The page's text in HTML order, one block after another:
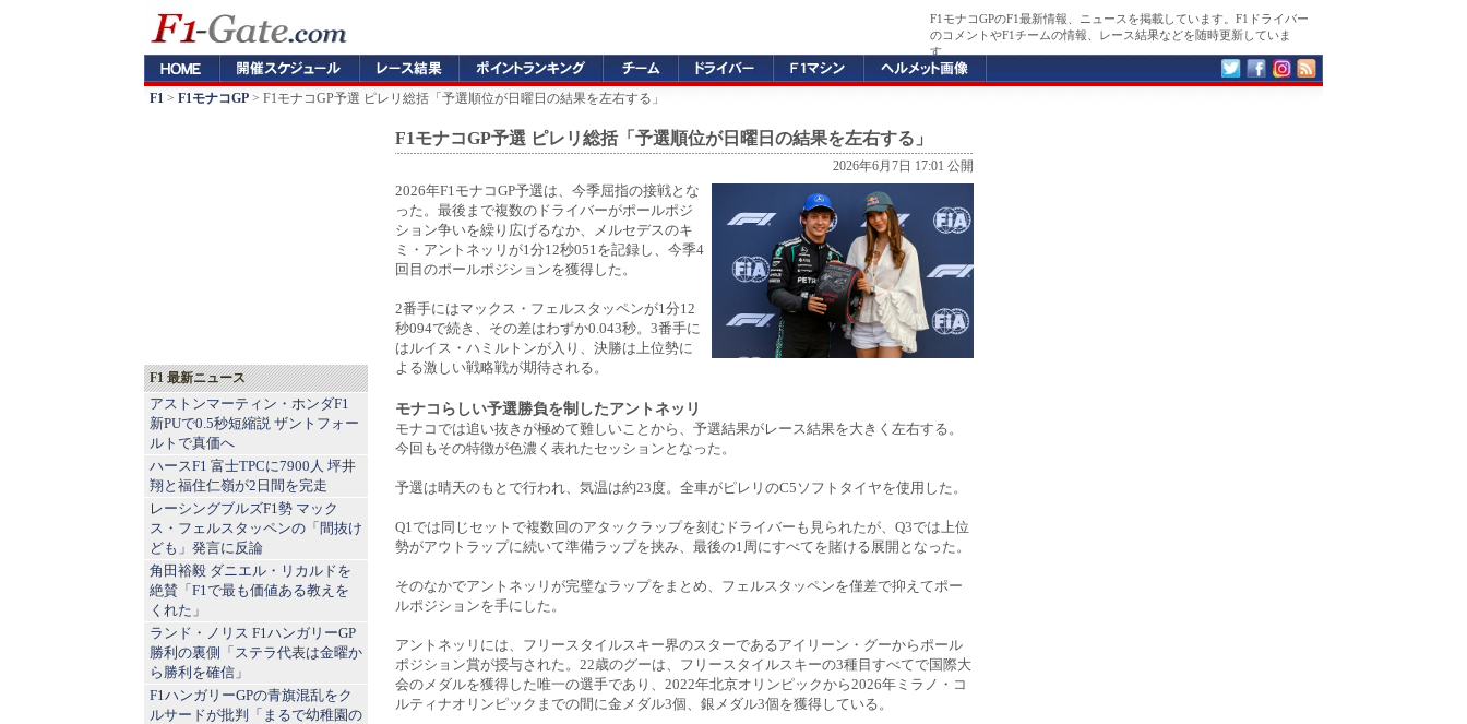
F1モナコGPのF1最新情報、ニュースを掲載しています。F1ドライバー
のコメントやF1チームの情報、レース結果などを随時更新していま
す。
F1 > F1モナコGP > F1モナコGP予選 ピレリ総括「予選順位が日曜日の結果を左右する」
F1モナコGP予選 ピレリ総括「予選順位が日曜日の結果を左右する」
2026年6月7日 17:01 公開
2026年F1モナコGP予選は、今季屈指の接戦とな
った。最後まで複数のドライバーがポールポジ
ション争いを繰り広げるなか、メルセデスのキ
ミ・アントネッリが1分12秒051を記録し、今季4
回目のポールポジションを獲得した。
2番手にはマックス・フェルスタッペンが1分12
秒094で続き、その差はわずか0.043秒。3番手に
はルイス・ハミルトンが入り、決勝は上位勢に
よる激しい戦略戦が期待される。
モナコらしい予選勝負を制したアントネッリ
モナコでは追い抜きが極めて難しいことから、予選結果がレース結果を大きく左右する。
今回もその特徴が色濃く表れたセッションとなった。
予選は晴天のもとで行われ、気温は約23度。全車がピレリのC5ソフトタイヤを使用した。
Q1では同じセットで複数回のアタックラップを刻むドライバーも見られたが、Q3では上位
勢がアウトラップに続いて準備ラップを挟み、最後の1周にすべてを賭ける展開となった。
そのなかでアントネッリが完璧なラップをまとめ、フェルスタッペンを僅差で抑えてポー
ルポジションを手にした。
アントネッリには、フリースタイルスキー界のスターであるアイリーン・グーからポール
ポジション賞が授与された。22歳のグーは、フリースタイルスキーの3種目すべてで国際大
会のメダルを獲得した唯一の選手であり、2022年北京オリンピックから2026年ミラノ・コ
ルティナオリンピックまでの間に金メダル3個、銀メダル3個を獲得している。
F1 最新ニュース
アストンマーティン・ホンダF1
新PUで0.5秒短縮説 ザントフォー
ルトで真価へ
ハースF1 富士TPCに7900人 坪井
翔と福住仁嶺が2日間を完走
レーシングブルズF1勢 マック
ス・フェルスタッペンの「間抜け
ども」発言に反論
角田裕毅 ダニエル・リカルドを
絶賛「F1で最も価値ある教えを
くれた」
ランド・ノリス F1ハンガリーGP
勝利の裏側「ステラ代表は金曜か
ら勝利を確信」
F1ハンガリーGPの青旗混乱をク
ルサードが批判「まるで幼稚園の